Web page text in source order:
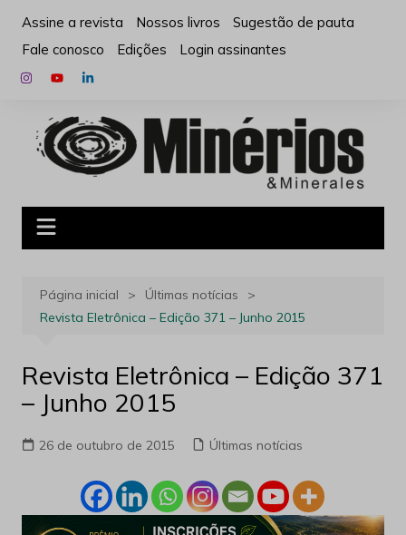
para
conteúdo
Assine a revista Nossos livros
Sugestão de pauta
Fale conosco
Edições Login assinantes
Página inicial
Últimas notícias
Revista Eletrônica – Edição 371 – Junho 2015
Revista Eletrônica – Edição 371
– Junho 2015
26 de outubro de 2015 Últimas notícias